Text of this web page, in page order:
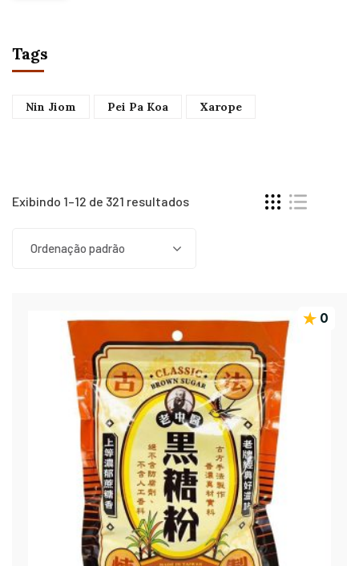
Exibindo 1–12 de 321 resultados
Ordenação padrão
0
Tags
Nin Jiom Pei Pa Koa Xarope